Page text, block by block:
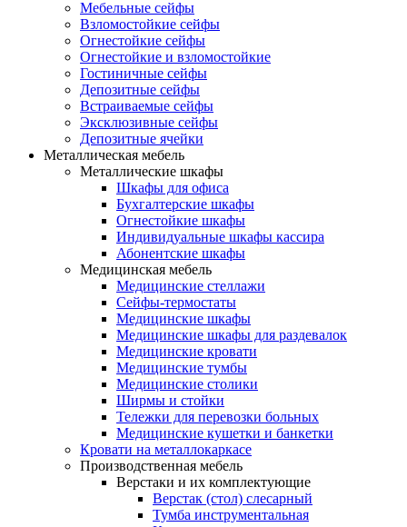
Мебельные сейфы
Взломостойкие сейфы
Огнестойкие сейфы
Огнестойкие и взломостойкие
Гостиничные сейфы
Депозитные сейфы
Встраиваемые сейфы
Эксклюзивные сейфы
Депозитные ячейки
Металлическая мебель
Металлические шкафы
Шкафы для офиса
Бухгалтерские шкафы
Огнестойкие шкафы
Индивидуальные шкафы кассира
Абонентские шкафы
Медицинская мебель
Медицинские стеллажи
Сейфы-термостаты
Медицинские шкафы
Медицинские шкафы для раздевалок
Медицинские кровати
Медицинские тумбы
Медицинские столики
Ширмы и стойки
Тележки для перевозки больных
Медицинские кушетки и банкетки
Кровати на металлокаркасе
Производственная мебель
Верстаки и их комплектующие
Верстак (стол) слесарный
Тумба инструментальная